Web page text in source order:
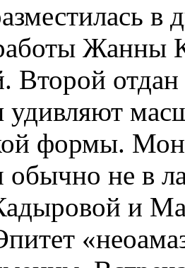
в
Жанны
Второй
удивляют
формы.
обычно не в
и